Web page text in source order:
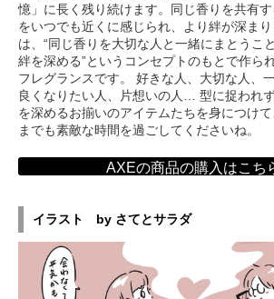
憶」に長く残り続けます。同じ香りを共有
をいつでも近くに感じられ、より絆が深ま
は、“同じ香りを大切な人と一緒にまとうこ
絆を深める”というコンセプトのもとで作ら
フレグランスです。 好きな人、大切な人、
良くなりたい人、片想いの人… 型に捉われ
を深めるお揃いのアイテムたちを身につけ
までも素敵な時間を過ごしてくださいね。
AXEの商品の購入はこち
イラスト by さてとサラダ